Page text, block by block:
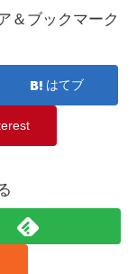
＆ブックマーク
はてブ